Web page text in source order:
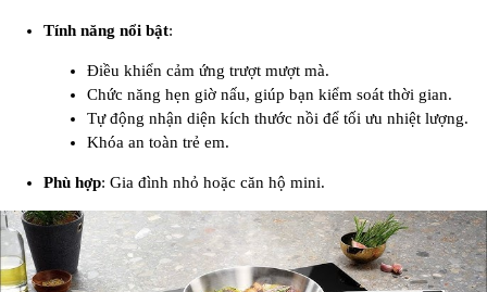
Tính năng nổi bật:
Điều khiển cảm ứng trượt mượt mà.
Chức năng hẹn giờ nấu, giúp bạn kiểm soát thời gian.
Tự động nhận diện kích thước nồi để tối ưu nhiệt lượng.
Khóa an toàn trẻ em.
Phù hợp: Gia đình nhỏ hoặc căn hộ mini.